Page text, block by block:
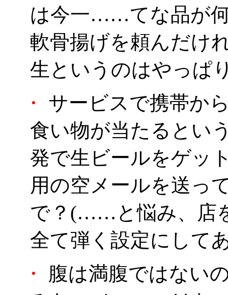
は今一……てな品が
軟骨揚げを頼んだけ
生というのはやっぱ
・
サービスで携帯か
食い物が当たるとい
発で生ビールをゲッ
用の空メールを送っ
で？(……と悩み、店
全て弾く設定にして
・
腹は満腹ではない